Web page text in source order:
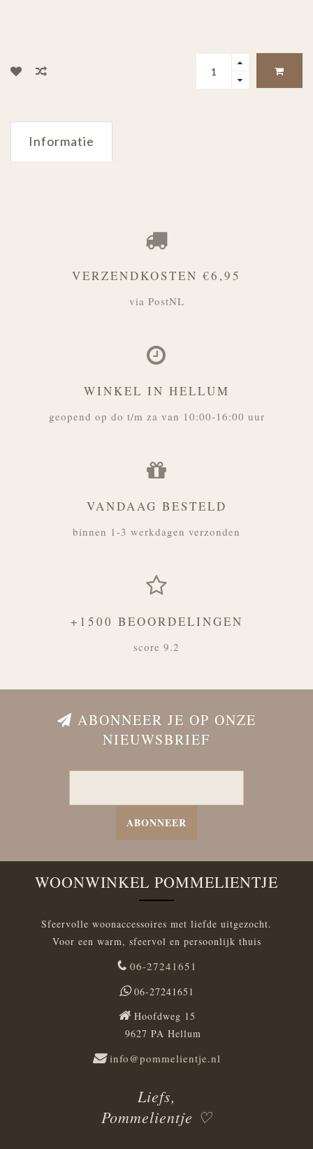
Informatie
VERZENDKOSTEN €6,95
via PostNL
WINKEL IN HELLUM
geopend op do t/m za van 10:00-16:00 uur
VANDAAG BESTELD
binnen 1-3 werkdagen verzonden
+1500 BEOORDELINGEN
score 9.2
ABONNEER JE OP ONZE
NIEUWSBRIEF
ABONNEER
WOONWINKEL POMMELIENTJE
Sfeervolle woonaccessoires met liefde uitgezocht.
Voor een warm, sfeervol en persoonlijk thuis
06-27241651
06-27241651
Hoofdweg 15
9627 PA Hellum
info@pommelientje.nl
Liefs,
Pommelientje ♡